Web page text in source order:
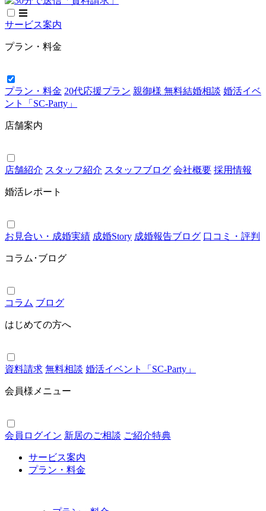
サービス案内
プラン・料金
プラン・料金 20代応援プラン 親御様 無料結婚相談 婚活イベ
ント「SC-Party」
店舗案内
店舗紹介 スタッフ紹介 スタッフブログ 会社概要 採用情報
婚活レポート
お見合い・成婚実績 成婚Story 成婚報告ブログ 口コミ・評判
コラム･ブログ
コラム ブログ
はじめての方へ
資料請求 無料相談 婚活イベント「SC-Party」
会員様メニュー
会員ログイン 新居のご相談 ご紹介特典
サービス案内
プラン・料金